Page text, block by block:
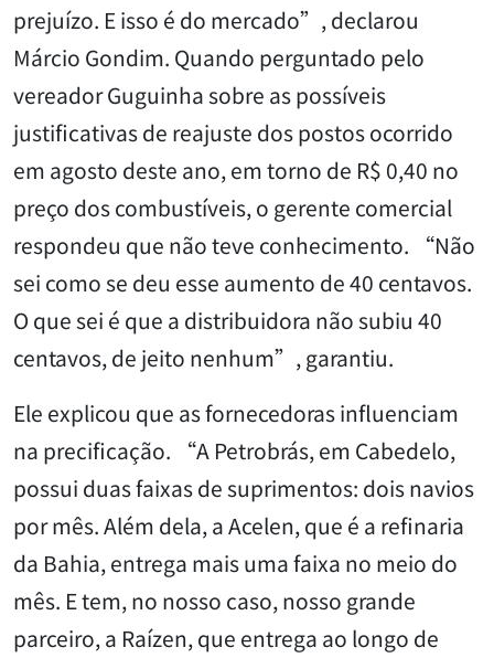
prejuízo. E isso é do mercado”, declarou
Márcio Gondim. Quando perguntado pelo
vereador Guguinha sobre as possíveis
justificativas de reajuste dos postos ocorrido
em agosto deste ano, em torno de R$ 0,40 no
preço dos combustíveis, o gerente comercial
respondeu que não teve conhecimento. “Não
sei como se deu esse aumento de 40 centavos.
O que sei é que a distribuidora não subiu 40
centavos, de jeito nenhum”, garantiu.
Ele explicou que as fornecedoras influenciam
na precificação. “A Petrobrás, em Cabedelo,
possui duas faixas de suprimentos: dois navios
por mês. Além dela, a Acelen, que é a refinaria
da Bahia, entrega mais uma faixa no meio do
mês. E tem, no nosso caso, nosso grande
parceiro, a Raízen, que entrega ao longo de